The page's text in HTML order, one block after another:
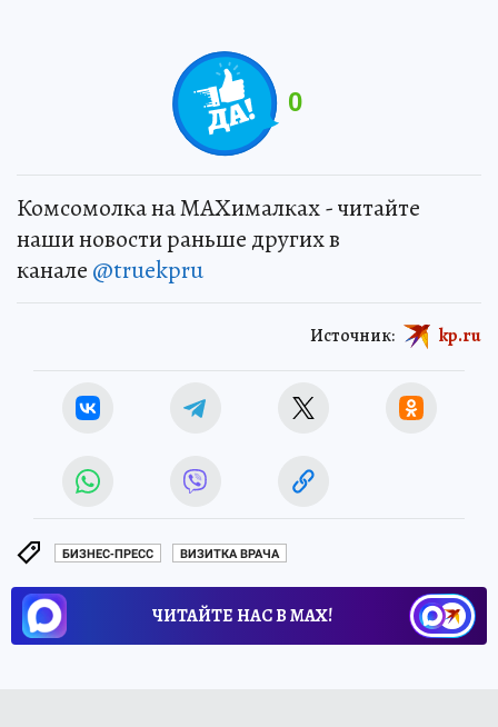
0
Комсомолка на MAXималках - читайте
наши новости раньше других в
канале @truekpru
Источник: kp.ru
БИЗНЕС-ПРЕСС ВИЗИТКА ВРАЧА
ЧИТАЙТЕ НАС В МАХ!